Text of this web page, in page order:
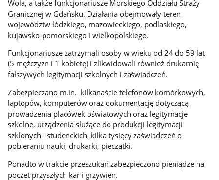
Wola, a także funkcjonariusze Morskiego Oddziału Straży
Granicznej w Gdańsku. Działania obejmowały teren
województw łódzkiego, mazowieckiego, podlaskiego,
kujawsko-pomorskiego i wielkopolskiego.
Funkcjonariusze zatrzymali osoby w wieku od 24 do 59 lat
(5 mężczyzn i 1 kobietę) i zlikwidowali również drukarnię
fałszywych legitymacji szkolnych i zaświadczeń.
Zabezpieczano m.in. kilkanaście telefonów komórkowych,
laptopów, komputerów oraz dokumentację dotyczącą
prowadzenia placówek oświatowych oraz legitymacje
szkolne, urządzenia służące do produkcji legitymacji
szklonych i studenckich, kilka tysięcy zaświadczeń o
pobieraniu nauki, drukarki, pieczątki.
Ponadto w trakcie przeszukań zabezpieczono pieniądze na
poczet przyszłych kar i grzywien.